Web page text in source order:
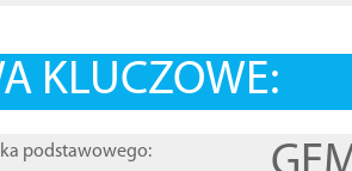
KLUCZOWE:
podstawowego: